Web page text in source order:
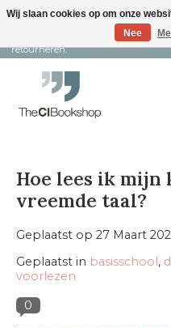
Snelle levering en persoonlijke
retourneren.
Hoe lees ik
vreemde taal?
Geplaatst op 27 Maart
Geplaatst in basisschool,
voorlezen
0
Wij slaan cookies op om onze
Nee